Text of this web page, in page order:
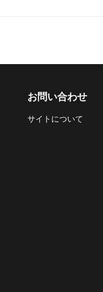
お問い合わせ
サイトについて